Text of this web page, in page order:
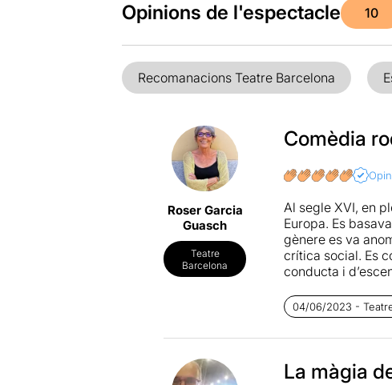
Opinions de l'espectacle 10
Recomanacions Teatre Barcelona
Roser Garcia
Guasch
Teatre
Barcelona
Comèdia
Al segle XVI, en
Europa. Es
gènere es va
crítica social. Es
conducta i
Carlo Goldoni
i canvia la
trenquen totes
04/06/2023 -
La màgia